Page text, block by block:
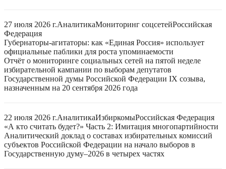
27 июля 2026 г.АналитикаМониторинг соцсетейРоссийская
Федерация
Губернаторы-агитаторы: как «Единая Россия» использует
официальные паблики для роста упоминаемости
Отчёт о мониторинге социальных сетей на пятой неделе
избирательной кампании по выборам депутатов
Государственной думы Российской Федерации IX созыва,
назначенным на 20 сентября 2026 года
22 июля 2026 г.АналитикаИзбиркомыРоссийская Федерация
«А кто считать будет?» Часть 2: Имитация многопартийности
Аналитический доклад о составах избирательных комиссий
субъектов Российской Федерации на начало выборов в
Государственную думу–2026 в четырех частях